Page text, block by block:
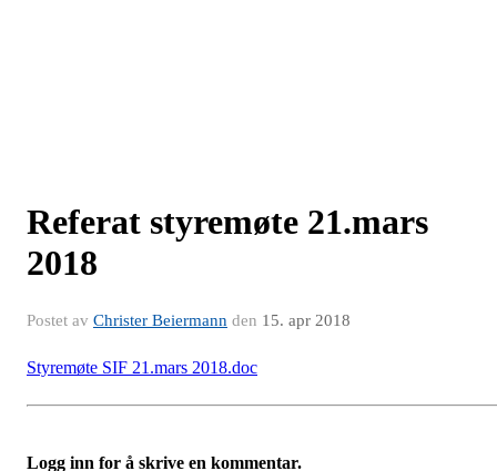
Referat styremøte 21.mars
2018
Postet av Christer Beiermann den 15. apr 2018
Styremøte SIF 21.mars 2018.doc
Logg inn for å skrive en kommentar.